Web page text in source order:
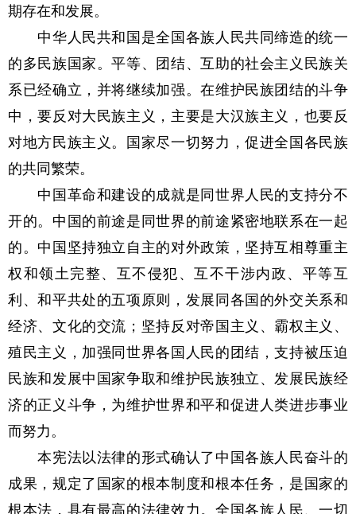
期存在和发展。
中华人民共和国是全国各族人民共同缔造的统一
的多民族国家。平等、团结、互助的社会主义民族关
系已经确立，并将继续加强。在维护民族团结的斗争
中，要反对大民族主义，主要是大汉族主义，也要反
对地方民族主义。国家尽一切努力，促进全国各民族
的共同繁荣。
中国革命和建设的成就是同世界人民的支持分不
开的。中国的前途是同世界的前途紧密地联系在一起
的。中国坚持独立自主的对外政策，坚持互相尊重主
权和领土完整、互不侵犯、互不干涉内政、平等互
利、和平共处的五项原则，发展同各国的外交关系和
经济、文化的交流；坚持反对帝国主义、霸权主义、
殖民主义，加强同世界各国人民的团结，支持被压迫
民族和发展中国家争取和维护民族独立、发展民族经
济的正义斗争，为维护世界和平和促进人类进步事业
而努力。
本宪法以法律的形式确认了中国各族人民奋斗的
成果，规定了国家的根本制度和根本任务，是国家的
根本法，具有最高的法律效力。全国各族人民、一切